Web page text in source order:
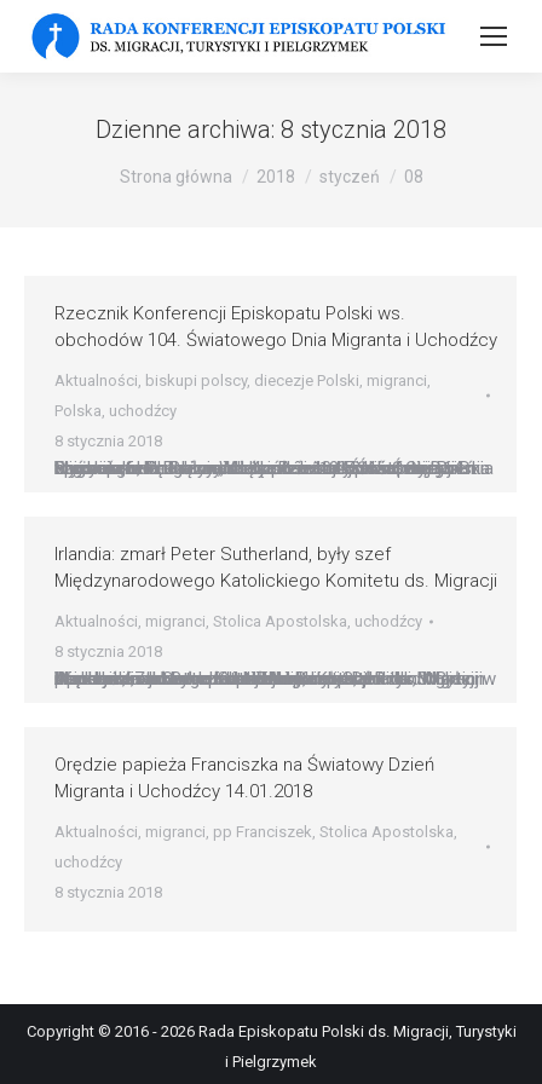
Dzienne archiwa: 8 stycznia 2018
Strona główna 2018 styczeń 08
Rzecznik Konferencji Episkopatu Polski ws.
obchodów 104. Światowego Dnia Migranta i Uchodźcy
Aktualności, biskupi polscy, diecezje Polski, migranci,
Polska, uchodźcy
8 stycznia 2018
Pro memoria Rzecznika Konferencji Episkopatu Polski o użyciu formularza „Mszy św. za uchodźców i wygnańców” Pro memoria Rzecznika Konferencji Episkopatu Polski ws. obchodów 104. Światowego Dnia Migranta i Uchodźcy W łączności z Ojcem Świętym Franciszkiem i całym Kościołem katolickim, dnia 14 stycznia, w drugą niedzielę po uroczystości Objawienia Pańskiego, będziemy obchodzili 104. Światowy Dzień…
Irlandia: zmarł Peter Sutherland, były szef
Międzynarodowego Katolickiego Komitetu ds. Migracji
Aktualności, migranci, Stolica Apostolska, uchodźcy
8 stycznia 2018
Irlandia: zmarł Peter Sutherland, były szef Międzynarodowego Katolickiego Komitetu ds. Migracji W wieku 67 lat zmarł irlandzki prawnik, polityk, biznesmen i działacz katolicki Peter Sutherland. Był on m.in. komisarzem europejskim, kierował Międzynarodowym Katolickim Komitetem ds. Migracji w Genewie, a także doradzał Administracji Dóbr Stolicy Apostolskiej. Metropolita Dublina abp Diarmuid Martin podkreślił, że Sutherland hojnie wspierał…
Orędzie papieża Franciszka na Światowy Dzień
Migranta i Uchodźcy 14.01.2018
Aktualności, migranci, pp Franciszek, Stolica Apostolska,
uchodźcy
8 stycznia 2018
Copyright © 2016 - 2026 Rada Episkopatu Polski ds. Migracji, Turystyki
i Pielgrzymek